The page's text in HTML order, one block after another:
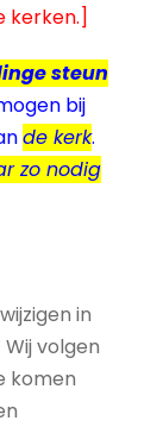
kerken.]
steun
bij
de kerk.
zo nodig
in
volgen
komen